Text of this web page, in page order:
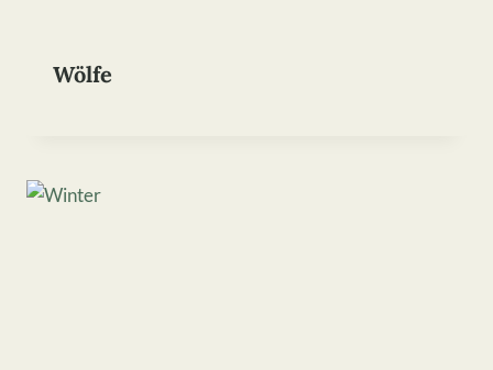
Wölfe